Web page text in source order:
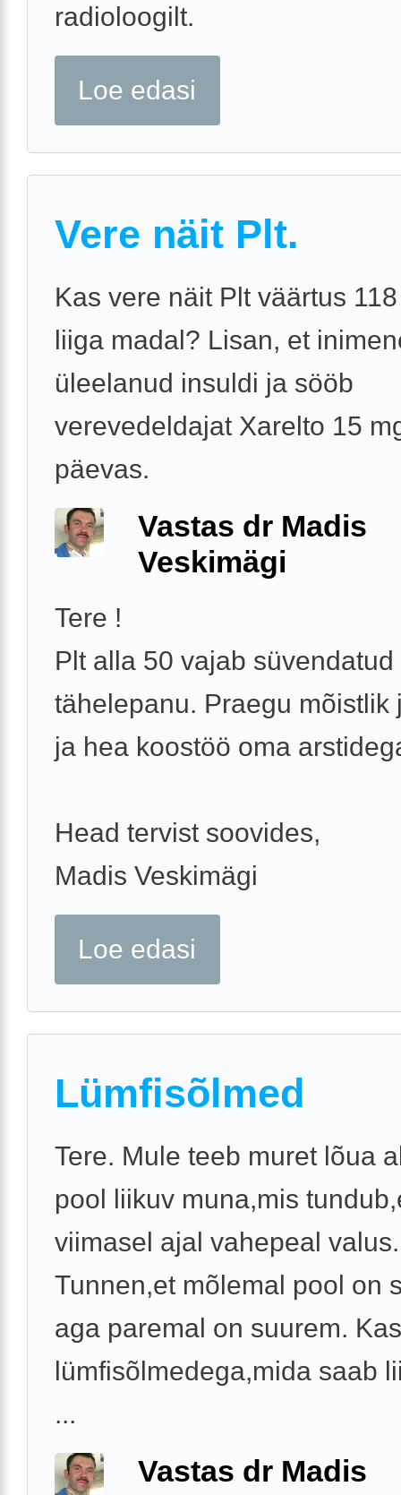
radioloogilt.
Loe edasi
Vere näit Plt.
Kas vere näit Plt väärtus
liiga madal? Lisan, et
üleelanud insuldi ja sööb
verevedeldajat Xarelto 15
päevas.
Vastas dr Madis
Veskimägi
Tere !
Plt alla 50 vajab süvendatud
tähelepanu. Praegu mõistlik
ja hea koostöö oma
Head tervist soovides,
Madis Veskimägi
Loe edasi
Lümfisõlmed
Tere. Mule teeb muret lõua
pool liikuv muna,mis
viimasel ajal vahepeal valus.
Tunnen,et mõlemal pool on
aga paremal on suurem.
lümfisõlmedega,mida saab
...
Vastas dr Madis